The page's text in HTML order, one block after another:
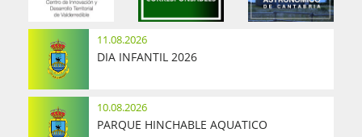
11.08.2026
DIA INFANTIL 2026
10.08.2026
PARQUE HINCHABLE AQUATICO